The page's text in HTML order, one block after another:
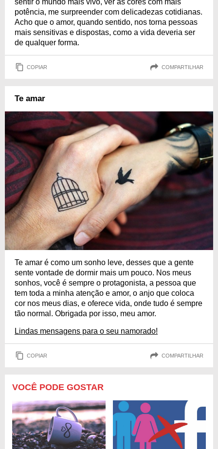
sentir o mundo mais vivo, ver as cores com mais
potência, me surpreender com delicadezas cotidianas.
Acho que o amor, quando sentido, nos torna pessoas
mais sensitivas e dispostas, como a vida deveria ser
de qualquer forma.
COPIAR COMPARTILHAR
Te amar
Te amar é como um sonho leve, desses que a gente
sente vontade de dormir mais um pouco. Nos meus
sonhos, você é sempre o protagonista, a pessoa que
tem toda a minha atenção e amor, o anjo que coloca
cor nos meus dias, e oferece vida, onde tudo é sempre
tão normal. Obrigada por isso, meu amor.
Lindas mensagens para o seu namorado!
COPIAR COMPARTILHAR
VOCÊ PODE GOSTAR